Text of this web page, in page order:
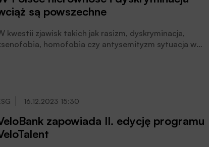
są powszechne
kwestii zjawisk takich jak rasizm, dyskryminacja,
homofobia czy antysemityzm sytuacja w
16.12.2023 15:30
zapowiada II. edycję programu